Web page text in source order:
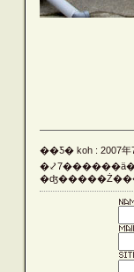
��Ƽ� koh : 2007年